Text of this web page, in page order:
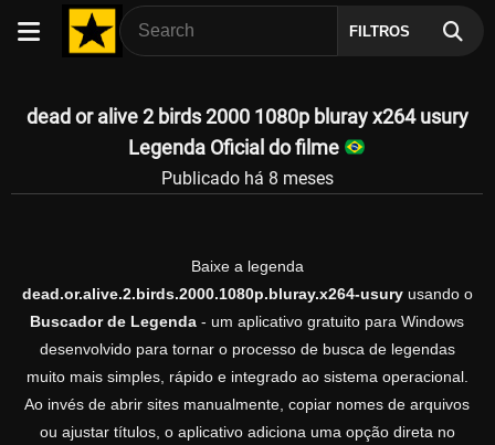
FILTROS
dead or alive 2 birds 2000 1080p bluray x264 usury
Legenda Oficial do filme
Publicado há 8 meses
Baixe a legenda
dead.or.alive.2.birds.2000.1080p.bluray.x264-usuryusando o
Buscador de Legenda - um aplicativo gratuito para Windows
desenvolvido para tornar o processo de busca de legendas
muito mais simples, rápido e integrado ao sistema operacional.
Ao invés de abrir sites manualmente, copiar nomes de arquivos
ou ajustar títulos, o aplicativo adiciona uma opção direta no